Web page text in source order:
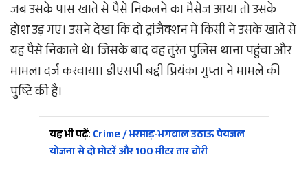
जब उसके पास खाते से पैसे निकलने का मैसेज आया तो उसके
होश उड़ गए। उसने देखा कि दो ट्रांजैक्शन में किसी ने उसके खाते से
यह पैसे निकाले थे। जिसके बाद वह तुरंत पुलिस थाना पहुंचा और
मामला दर्ज करवाया। डीएसपी बद्दी प्रियंका गुप्ता ने मामले की
पुष्टि की है।
यह भी पढ़ें: Crime / भरमाड़-भगवाल उठाऊ पेयजल
योजना से दो मोटरें और 100 मीटर तार चोरी